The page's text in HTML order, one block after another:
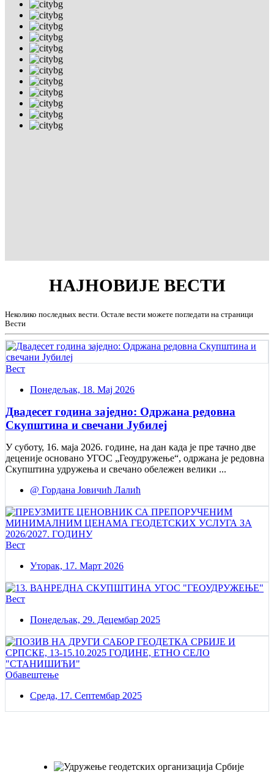
НАЈНОВИЈЕ ВЕСТИ
Неколико последњих вести. Остале вести можете погледати на страници
Вести
Вест
Понедељак, 18. Мај 2026
Двадесет година заједно: Одржана редовна
Скупштина и свечани Jубилеј
У суботу, 16. маја 2026. године, на дан када је пре тачно две
деценије основано УГОС „Геоудружење“, одржана је редовна
Скупштина удружења и свечано обележен велики ...
@ Гордана Јовичић Лалић
Вест
Уторак, 17. Март 2026
Вест
Понедељак, 29. Децембар 2025
Обавештење
Среда, 17. Септембар 2025